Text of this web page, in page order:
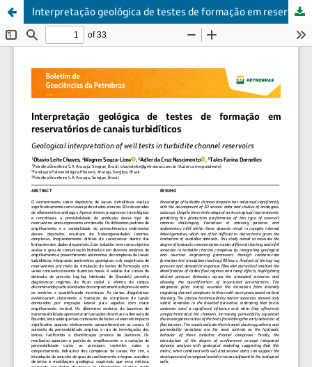
Interpretação geológica de testes de formação em reservatórios de canais turbidíticos